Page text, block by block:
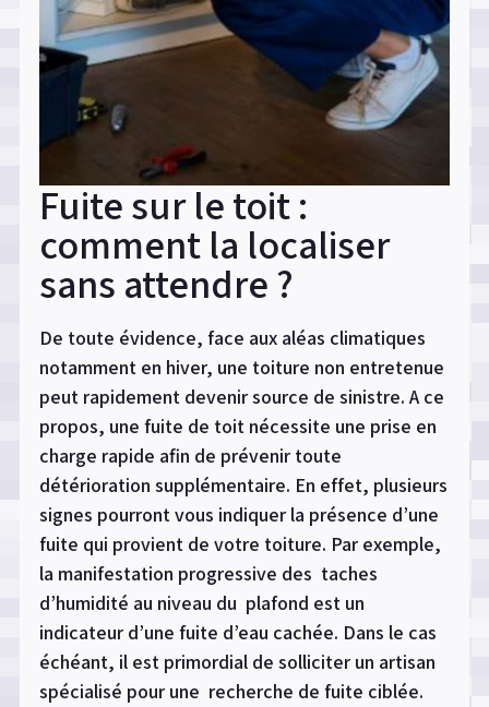
Fuite sur le toit :
comment la localiser
sans attendre ?
De toute évidence, face aux aléas climatiques
notamment en hiver, une toiture non entretenue
peut rapidement devenir source de sinistre. A ce
propos, une fuite de toit nécessite une prise en
charge rapide afin de prévenir toute
détérioration supplémentaire. En effet, plusieurs
signes pourront vous indiquer la présence d’une
fuite qui provient de votre toiture. Par exemple,
la manifestation progressive des taches
d’humidité au niveau du plafond est un
indicateur d’une fuite d’eau cachée. Dans le cas
échéant, il est primordial de solliciter un artisan
spécialisé pour une recherche de fuite ciblée.